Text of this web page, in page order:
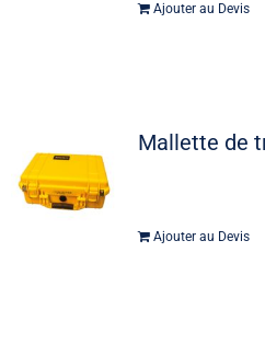
Ajouter au Devis
Mallette de
Ajouter au Devis